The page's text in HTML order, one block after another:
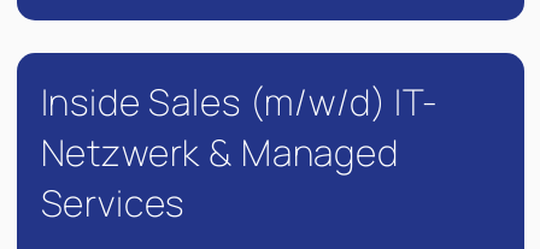
Inside Sales (m/w/d) IT-
Netzwerk & Managed
Services